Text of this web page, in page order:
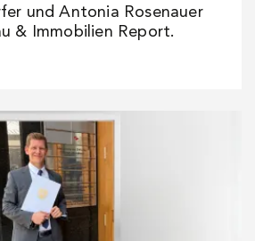
und Antonia Rosenauer
& Immobilien Report.